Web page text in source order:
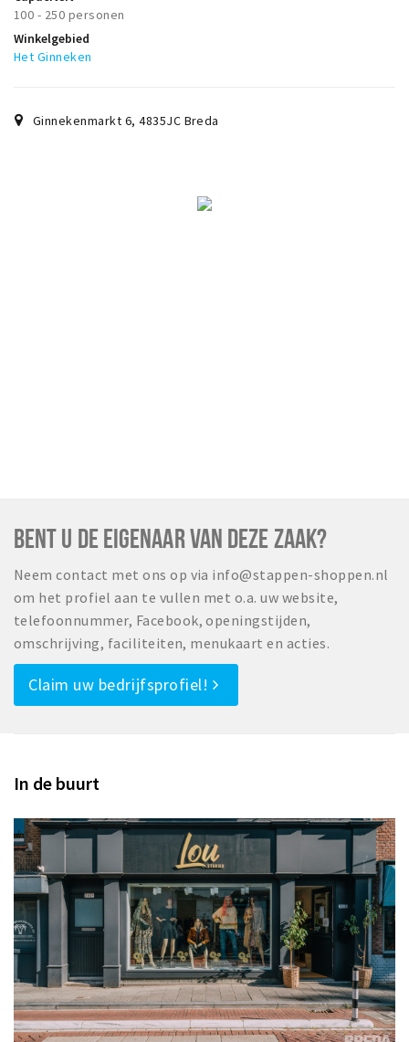
100 - 250 personen
Winkelgebied
Het Ginneken
Ginnekenmarkt 6,4835JC Breda
BENT U DE EIGENAAR VAN DEZE ZAAK?
Neem contact met ons op via info@stappen-shoppen.nl
om het profiel aan te vullen met o.a. uw website,
telefoonnummer, Facebook, openingstijden,
omschrijving, faciliteiten, menukaart en acties.
Claim uw bedrijfsprofiel!
In de buurt